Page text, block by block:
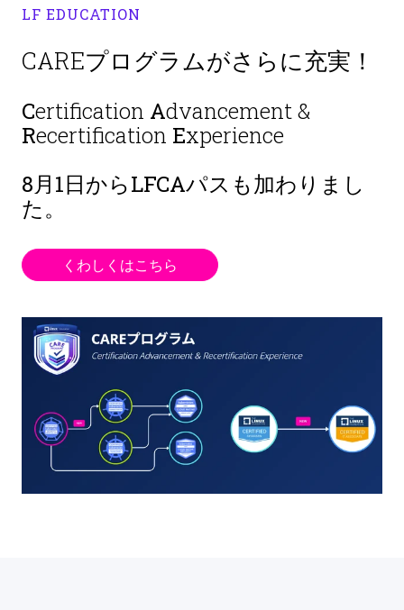
LF EDUCATION
CAREプログラムがさらに充実！
Certification Advancement &
Recertification Experience
8月1日からLFCAパスも加わりまし
た。
くわしくはこちら